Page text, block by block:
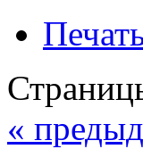
«